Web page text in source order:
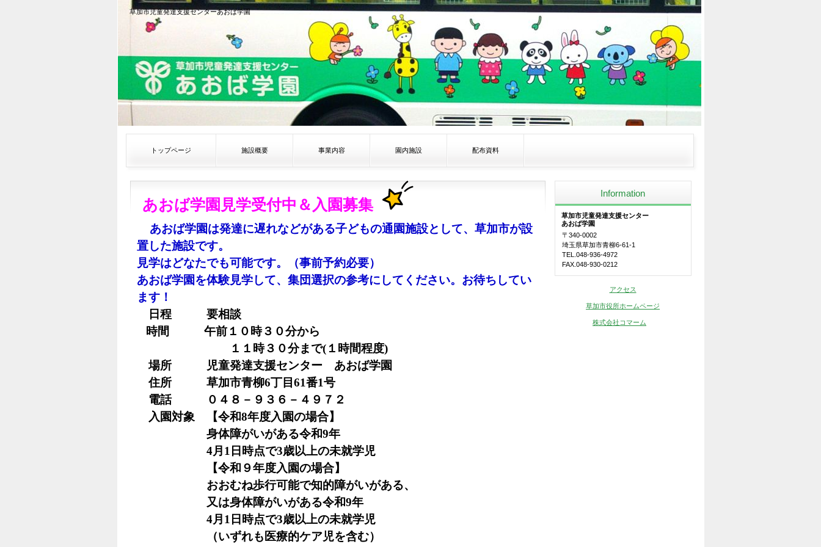
草加市児童発達支援センターあおば学園
あおば学園見学受付中＆入園募集
あおば学園は発達に遅れなどがある子どもの通園施設として、草加市が設
置した施設です。
見学はどなたでも可能です。（事前予約必要）
あおば学園を体験見学して、集団選択の参考にしてください。お待ちしてい
ます！
日程 要相談
時間 午前１０時３０分から
１１時３０分まで(１時間程度)
場所 児童発達支援センター あおば学園
住所 草加市青柳6丁目 61番1号
電話 ０４８－９３６－４９７２
入園対象
【令和8年度入園の場合】
身体障がいがある令和9年
4月 1 日時点で3歳以上の未就学児
【令和 ９年度入園の場合】
おおむね歩行可能で知的障がいがある、
又は身体障がいがある令和9年
4月 1 日時点で3歳以上の未就学児
（いずれも医療的ケア児を含む）
トップページ 施設概要 事業内容 園内施設 配布資料
Information
草加市児童発達支援センター
あおば学園
〒340-0002
埼玉県草加市青柳6-61-1
TEL.048-936-4972
FAX.048-930-0212
アクセス
草加市役所ホームページ
株式会社コマーム